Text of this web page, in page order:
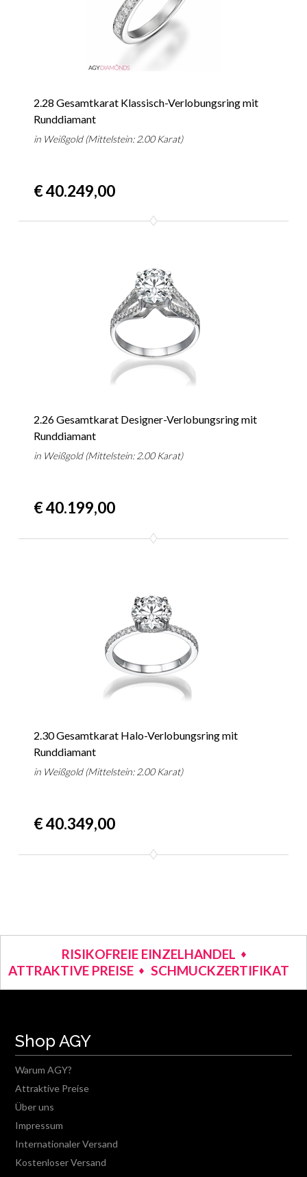
2.28 Gesamtkarat Klassisch-Verlobungsring mit
Runddiamant
in Weißgold (Mittelstein: 2.00 Karat)
€ 40.249,00
2.26 Gesamtkarat Designer-Verlobungsring mit
Runddiamant
in Weißgold (Mittelstein: 2.00 Karat)
€ 40.199,00
2.30 Gesamtkarat Halo-Verlobungsring mit
Runddiamant
in Weißgold (Mittelstein: 2.00 Karat)
€ 40.349,00
RISIKOFREIE EINZELHANDEL
ATTRAKTIVE PREISE
SCHMUCKZERTIFIKAT
Shop AGY
Warum AGY?
Attraktive Preise
Über uns
Impressum
Internationaler Versand
Kostenloser Versand